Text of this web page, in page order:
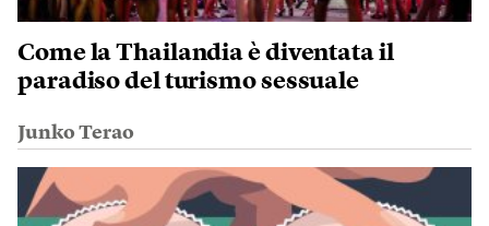
Come la Thailandia è diventata il
paradiso del turismo sessuale
Junko Terao